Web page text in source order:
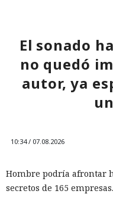
El sonado
no quedó
autor, ya
10:34 / 07.08.2026
Hombre podría afrontar
secretos de 165 empresas.